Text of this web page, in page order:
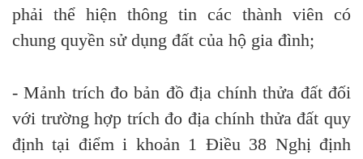
phải thể hiện thông tin các thành viên có
chung quyền sử dụng đất của hộ gia đình;
- Mảnh trích đo bản đồ địa chính thửa đất đối
với trường hợp trích đo địa chính thửa đất quy
định tại điểmi khoản 1 Điều 38 Nghị định